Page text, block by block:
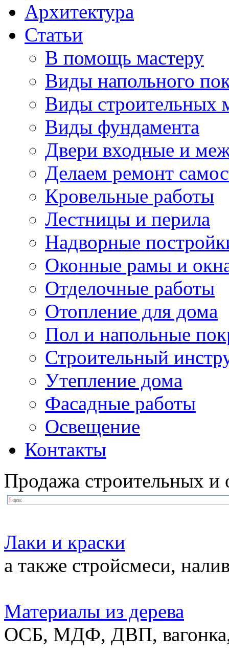
Архитектура
Статьи
В помощь мастеру
Виды напольного
Виды строительных
Виды фундамента
Двери входные и
Делаем ремонт
Кровельные работы
Лестницы и перила
Надворные
Оконные рамы и
Отделочные работы
Отопление для дома
Пол и напольные
Строительный
Утепление дома
Фасадные работы
Освещение
Контакты
Продажа строительных и
Лаки и краски
а также стройсмеси,
Материалы из дерева
ОСБ, МДФ, ДВП,